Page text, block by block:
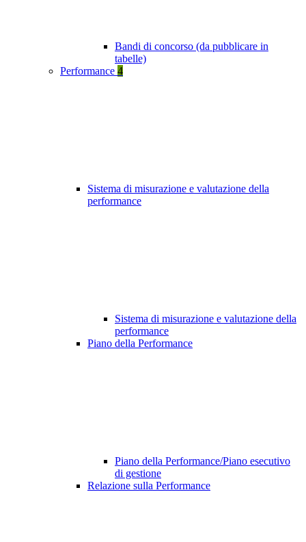
Bandi di concorso (da pubblicare in
tabelle)
Performance 4
Sistema di misurazione e valutazione della
performance
Sistema di misurazione e valutazione della
performance
Piano della Performance
Piano della Performance/Piano esecutivo
di gestione
Relazione sulla Performance